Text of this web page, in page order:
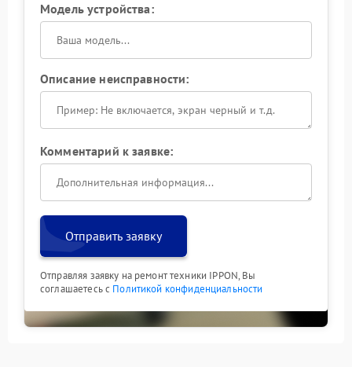
Модель устройства:
Описание неисправности:
Комментарий к заявке:
Отправить заявку
Отправляя заявку на ремонт техники IPPON, Вы
соглашаетесь с Политикой конфиденциальности